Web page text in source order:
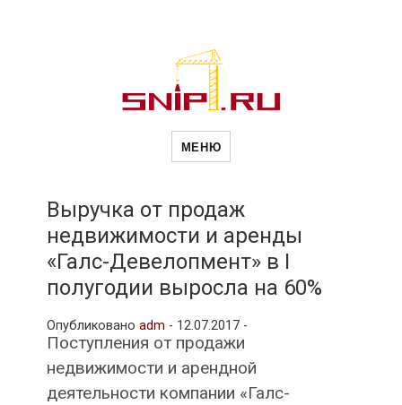
Новости
и
МЕНЮ
Выручка от продаж
недвижимости и аренды
«Галс-Девелопмент» в I
полугодии выросла на 60%
Опубликовано adm - 12.07.2017 -
Поступления от продажи
недвижимости и арендной
деятельности компании «Галс-